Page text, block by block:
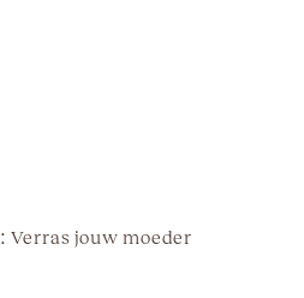
Verras jouw moeder